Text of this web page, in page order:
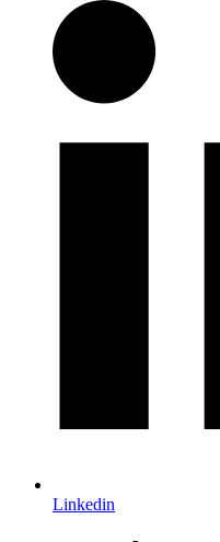
Linkedin